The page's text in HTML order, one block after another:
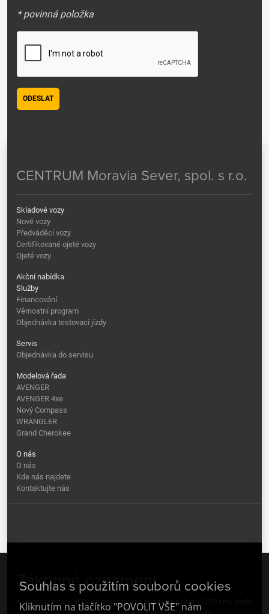
* povinná položka
ODESLAT
CENTRUM Moravia Sever, spol. s r.o.
Skladové vozy
Nové vozy
Předváděcí vozy
Certifikované ojeté vozy
Ojeté vozy
Akční nabídka
Služby
Financování
Věrnostní program
Objednávka testovací jízdy
Servis
Objednávka do servisu
Modelová řada
AVENGER
AVENGER 4xe
Nový Compass
WRANGLER
Grand Cherokee
O nás
O nás
Kde nás najdete
Kontaktujte nás
Zákonné oznámení
* Hodnoty podle NEDC: Kombinovaná spotřeba paliva (l/100 km) podle
Souhlas s použitím souborů cookies
Kliknutím na tlačítko "POVOLIT VŠE" nám